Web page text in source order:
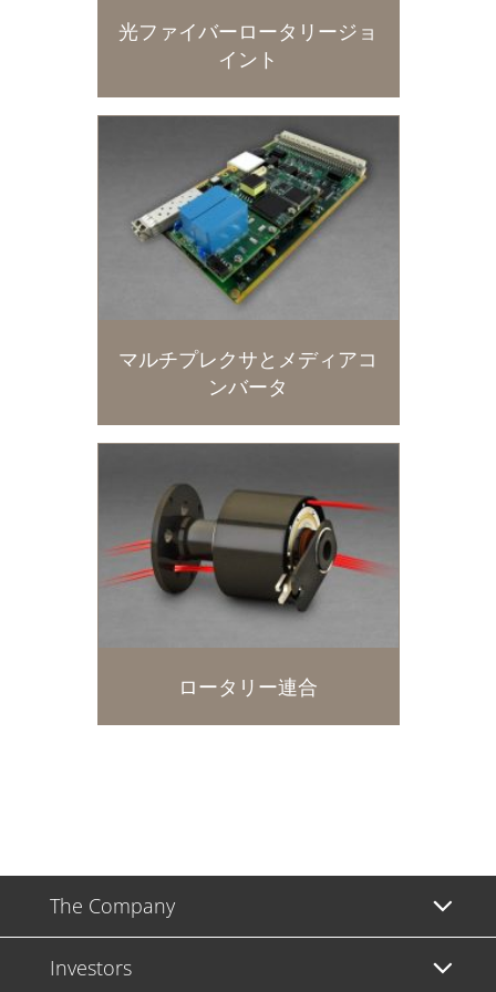
光ファイバーロータリージョ
イント
マルチプレクサとメディアコ
ンバータ
ロータリー連合
The Company
Investors